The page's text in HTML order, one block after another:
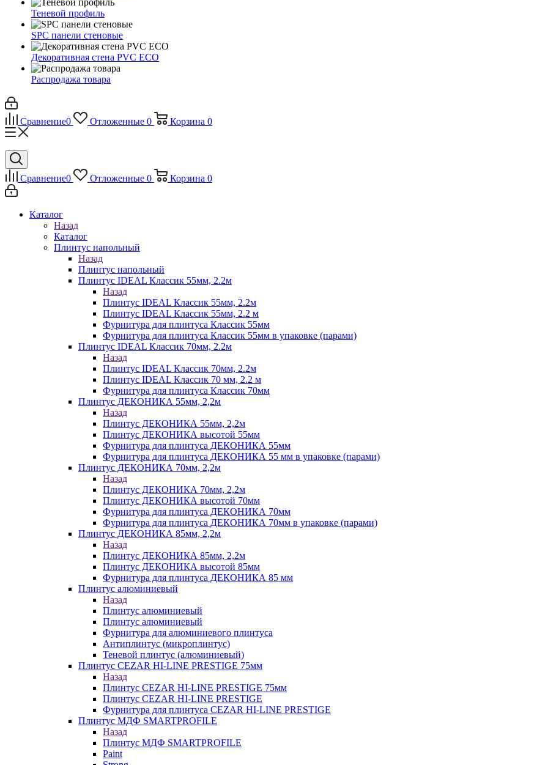
Теневой профиль
SPC панели стеновые
Декоративная стена PVC ECO
Распродажа товара
Сравнение0 Отложенные 0 Корзина 0
Сравнение0 Отложенные 0 Корзина 0
Каталог
Назад
Каталог
Плинтус напольный
Назад
Плинтус напольный
Плинтус IDEAL Классик 55мм, 2.2м
Назад
Плинтус IDEAL Классик 55мм, 2.2м
Плинтус IDEAL Классик 55мм, 2.2 м
Фурнитура для плинтуса Классик 55мм
Фурнитура для плинтуса Классик 55мм в упаковке (парами)
Плинтус IDEAL Классик 70мм, 2.2м
Назад
Плинтус IDEAL Классик 70мм, 2.2м
Плинтус IDEAL Классик 70 мм, 2.2 м
Фурнитура для плинтуса Классик 70мм
Плинтус ДЕКОНИКА 55мм, 2,2м
Назад
Плинтус ДЕКОНИКА 55мм, 2,2м
Плинтус ДЕКОНИКА высотой 55мм
Фурнитура для плинтуса ДЕКОНИКА 55мм
Фурнитура для плинтуса ДЕКОНИКА 55 мм в упаковке (парами)
Плинтус ДЕКОНИКА 70мм, 2,2м
Назад
Плинтус ДЕКОНИКА 70мм, 2,2м
Плинтус ДЕКОНИКА высотой 70мм
Фурнитура для плинтуса ДЕКОНИКА 70мм
Фурнитура для плинтуса ДЕКОНИКА 70мм в упаковке (парами)
Плинтус ДЕКОНИКА 85мм, 2,2м
Назад
Плинтус ДЕКОНИКА 85мм, 2,2м
Плинтус ДЕКОНИКА высотой 85мм
Фурнитура для плинтуса ДЕКОНИКА 85 мм
Плинтус алюминиевый
Назад
Плинтус алюминиевый
Плинтус алюминиевый
Фурнитура для алюминиевого плинтуса
Антиплинтус (микроплинтус)
Теневой плинтус (алюминиевый)
Плинтус CEZAR HI-LINE PRESTIGE 75мм
Назад
Плинтус CEZAR HI-LINE PRESTIGE 75мм
Плинтус CEZAR HI-LINE PRESTIGE
Фурнитура для плинтуса CEZAR HI-LINE PRESTIGE
Плинтус МДФ SMARTPROFILE
Назад
Плинтус МДФ SMARTPROFILE
Paint